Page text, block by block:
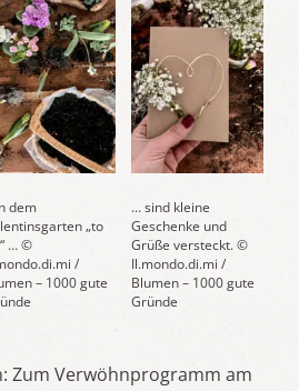
dem
„to
… ©
/
– 1000 gute
… sind kleine
Geschenke und
Grüße versteckt. ©
Il.mondo.di.mi /
Blumen – 1000 gute
Gründe
Zum Verwöhnprogramm am